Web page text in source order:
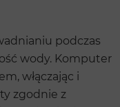
podczas
wody. Komputer
włączając i
zgodnie z